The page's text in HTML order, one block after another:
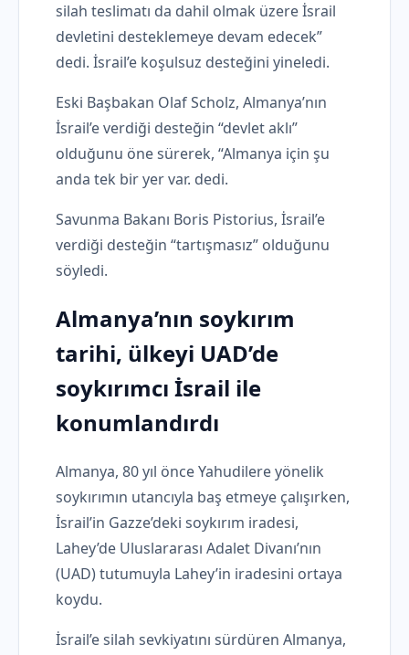
silah teslimatı da dahil olmak üzere İsrail
devletini desteklemeye devam edecek”
dedi. İsrail’e koşulsuz desteğini yineledi.
Eski Başbakan Olaf Scholz, Almanya’nın
İsrail’e verdiği desteğin “devlet aklı”
olduğunu öne sürerek, “Almanya için şu
anda tek bir yer var. dedi.
Savunma Bakanı Boris Pistorius, İsrail’e
verdiği desteğin “tartışmasız” olduğunu
söyledi.
Almanya’nın soykırım
tarihi, ülkeyi UAD’de
soykırımcı İsrail ile
konumlandırdı
Almanya, 80 yıl önce Yahudilere yönelik
soykırımın utancıyla baş etmeye çalışırken,
İsrail’in Gazze’deki soykırım iradesi,
Lahey’de Uluslararası Adalet Divanı’nın
(UAD) tutumuyla Lahey’in iradesini ortaya
koydu.
İsrail’e silah sevkiyatını sürdüren Almanya,